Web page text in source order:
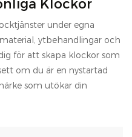
Klockor
under egna
ytbehandlingar och
för att skapa klockor som
om du är en nystartad
som utökar din